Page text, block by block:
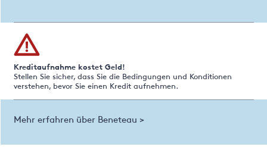
Kreditaufnahme kostet Geld!
Stellen Sie sicher, dass Sie die Bedingungen und Konditionen
verstehen, bevor Sie einen Kredit aufnehmen.
Mehr erfahren über Beneteau >